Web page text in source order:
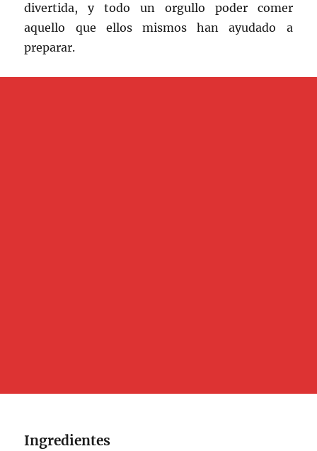
divertida, y todo un orgullo poder comer
aquello que ellos mismos han ayudado a
preparar.
Ingredientes